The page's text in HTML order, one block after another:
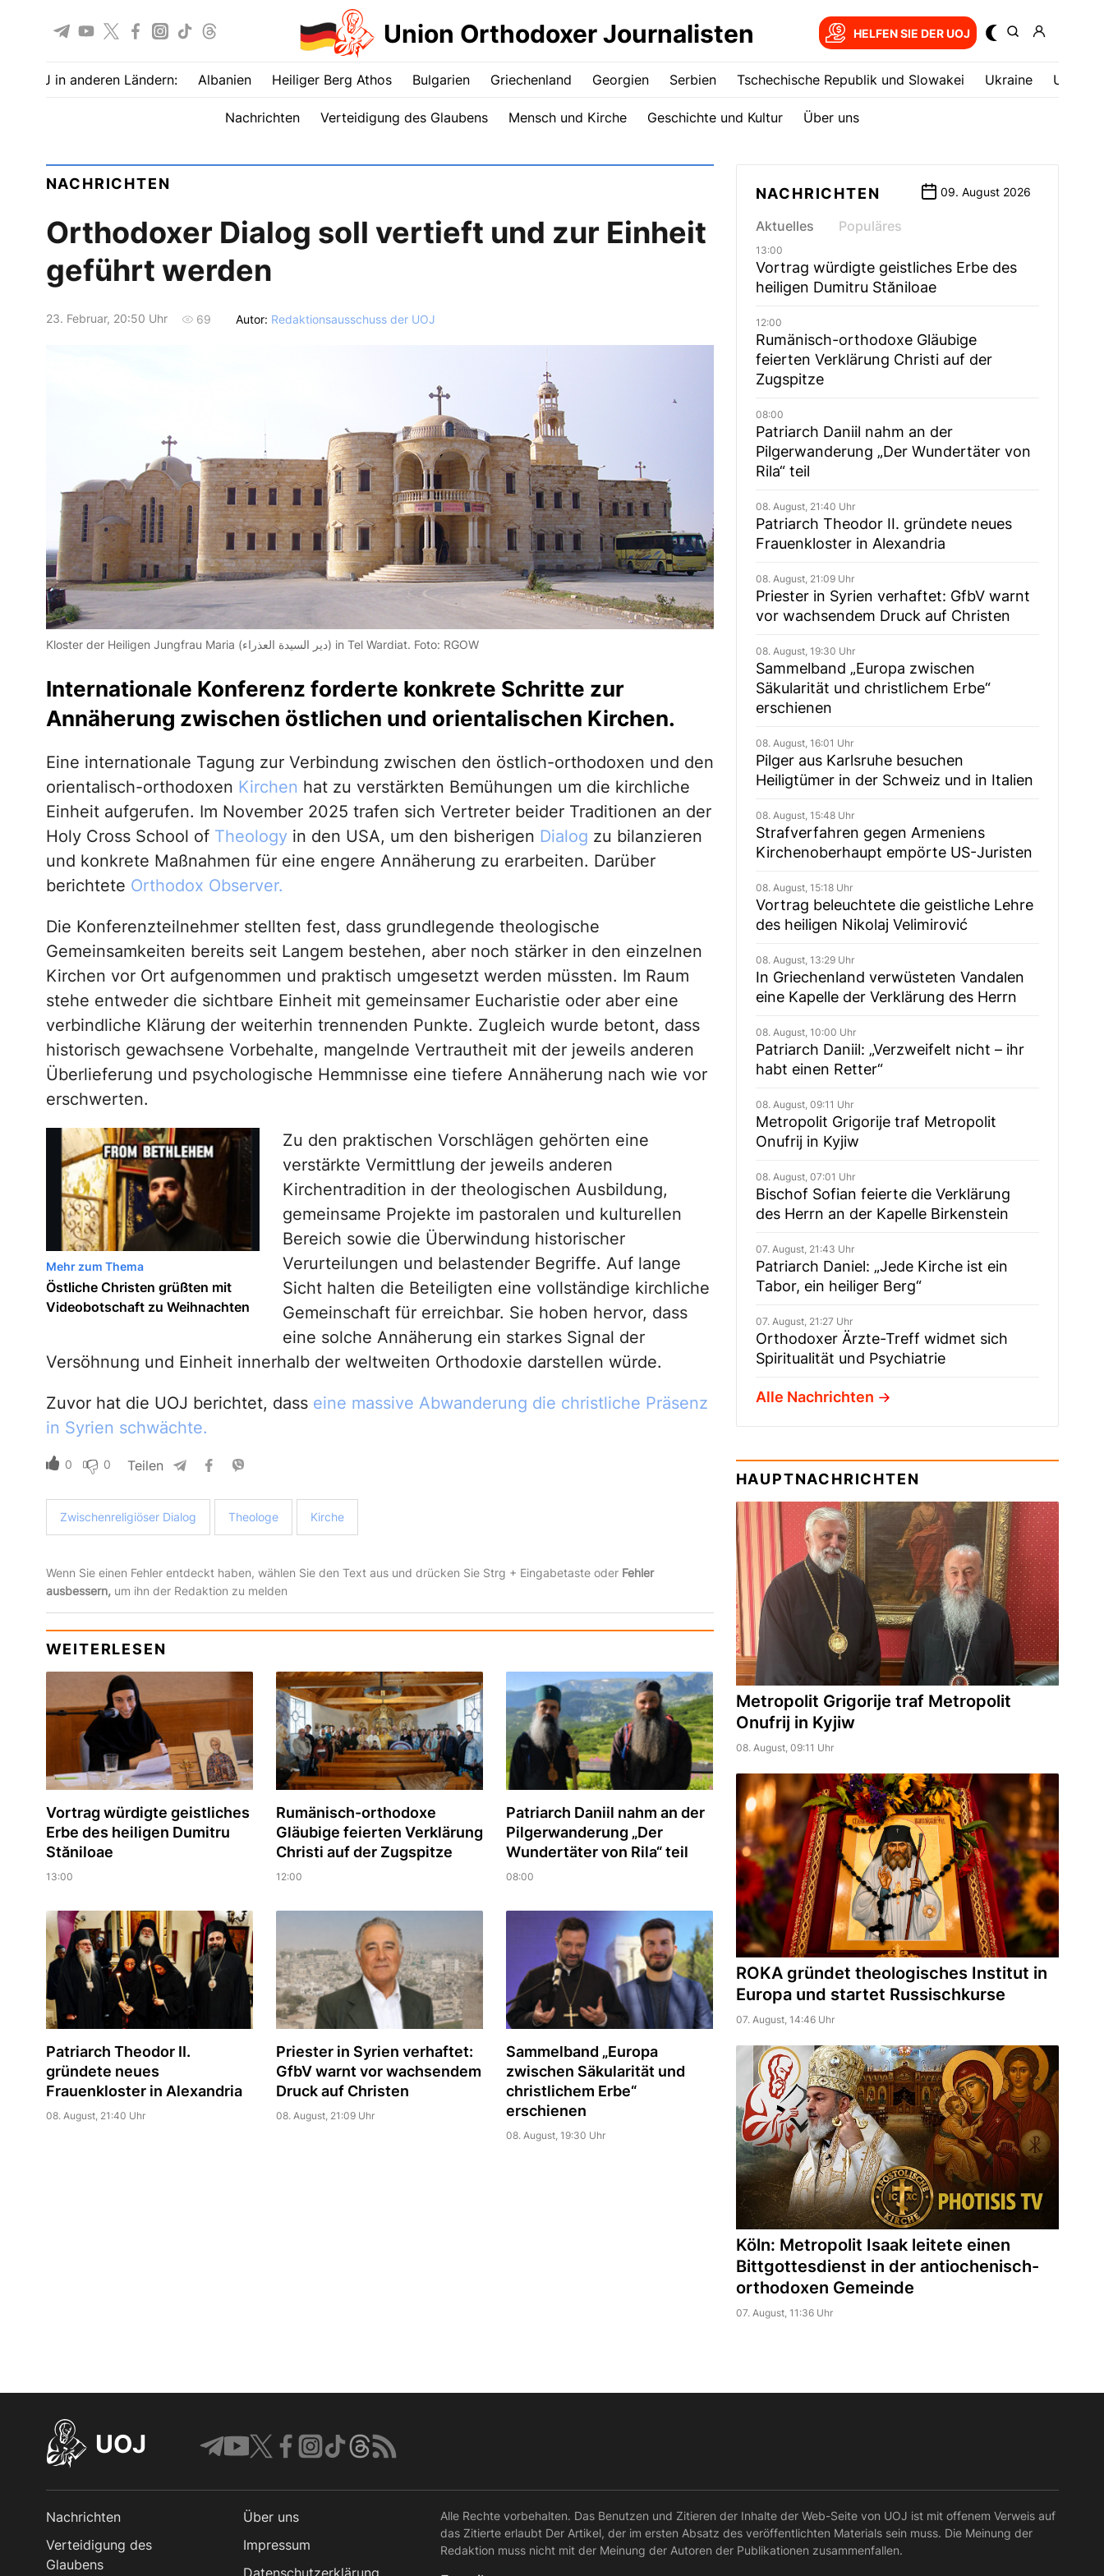
Union Orthodoxer Journalisten HELFEN SIE DER UOJ
UOJ in anderen Ländern: Albanien Heiliger Berg Athos Bulgarien Griechenland Georgien Serbien Tschechische Republik und Slowakei Ukrainе USA
Nachrichten Verteidigung des Glaubens Mensch und Kirche Geschichte und Kultur Über uns
NACHRICHTEN
Orthodoxer Dialog soll vertieft und zur Einheit
geführt werden
23. Februar, 20:50 Uhr 69 Autor: Redaktionsausschuss der UOJ
Kloster der Heiligen Jungfrau Maria (دير السيدة العذراء) in Tel Wardiat. Foto: RGOW
Internationale Konferenz forderte konkrete Schritte zur
Annäherung zwischen östlichen und orientalischen Kirchen.
Eine internationale Tagung zur Verbindung zwischen den östlich-orthodoxen und den
orientalisch-orthodoxen Kirchen hat zu verstärkten Bemühungen um die kirchliche
Einheit aufgerufen. Im November 2025 trafen sich Vertreter beider Traditionen an der
Holy Cross School of Theologyin den USA, um den bisherigen Dialog zu bilanzieren
und konkrete Maßnahmen für eine engere Annäherung zu erarbeiten. Darüber
berichtete Orthodox Observer.
Die Konferenzteilnehmer stellten fest, dass grundlegende theologische
Gemeinsamkeiten bereits seit Langem bestehen, aber noch stärker in den einzelnen
Kirchen vor Ort aufgenommen und praktisch umgesetzt werden müssten. Im Raum
stehe entweder die sichtbare Einheit mit gemeinsamer Eucharistie oder aber eine
verbindliche Klärung der weiterhin trennenden Punkte. Zugleich wurde betont, dass
historisch gewachsene Vorbehalte, mangelnde Vertrautheit mit der jeweils anderen
Überlieferung und psychologische Hemmnisse eine tiefere Annäherung nach wie vor
erschwerten.
Mehr zum Thema
Östliche Christen grüßten mit
Videobotschaft zu Weihnachten
Zu den praktischen Vorschlägen gehörten eine
verstärkte Vermittlung der jeweils anderen
Kirchentradition in der theologischen Ausbildung,
gemeinsame Projekte im pastoralen und kulturellen
Bereich sowie die Überwindung historischer
Verurteilungen und belastender Begriffe. Auf lange
Sicht halten die Beteiligten eine vollständige kirchliche
Gemeinschaft für erreichbar. Sie hoben hervor, dass
eine solche Annäherung ein starkes Signal der
Versöhnung und Einheit innerhalb der weltweiten Orthodoxie darstellen würde.
Zuvor hat die UOJ berichtet, dass eine massive Abwanderung die christliche Präsenz
in Syrien schwächte.
0 0 Teilen
Zwischenreligiöser Dialog Theologe Kirche
Wenn Sie einen Fehler entdeckt haben, wählen Sie den Text aus und drücken Sie Strg + Eingabetaste oder Fehler
ausbessern,um ihn der Redaktion zu melden
WEITERLESEN
Vortrag würdigte geistliches
Erbe des heiligen Dumitru
Stăniloae
13:00
Rumänisch-orthodoxe
Gläubige feierten Verklärung
Christi auf der Zugspitze
12:00
Patriarch Daniil nahm an der
Pilgerwanderung „Der
Wundertäter von Rila“ teil
08:00
Patriarch Theodor II.
gründete neues
Frauenkloster in Alexandria
08. August, 21:40 Uhr
Priester in Syrien verhaftet:
GfbV warnt vor wachsendem
Druck auf Christen
08. August, 21:09 Uhr
Sammelband „Europa
zwischen Säkularität und
christlichem Erbe“
erschienen
08. August, 19:30 Uhr
NACHRICHTEN 09. August 2026
Aktuelles Populäres
13:00
Vortrag würdigte geistliches Erbe des
heiligen Dumitru Stăniloae
12:00
Rumänisch-orthodoxe Gläubige
feierten Verklärung Christi auf der
Zugspitze
08:00
Patriarch Daniil nahm an der
Pilgerwanderung „Der Wundertäter von
Rila“ teil
08. August, 21:40 Uhr
Patriarch Theodor II. gründete neues
Frauenkloster in Alexandria
08. August, 21:09 Uhr
Priester in Syrien verhaftet: GfbV warnt
vor wachsendem Druck auf Christen
08. August, 19:30 Uhr
Sammelband „Europa zwischen
Säkularität und christlichem Erbe“
erschienen
08. August, 16:01 Uhr
Pilger aus Karlsruhe besuchen
Heiligtümer in der Schweiz und in Italien
08. August, 15:48 Uhr
Strafverfahren gegen Armeniens
Kirchenoberhaupt empörte US-Juristen
08. August, 15:18 Uhr
Vortrag beleuchtete die geistliche Lehre
des heiligen Nikolaj Velimirović
08. August, 13:29 Uhr
In Griechenland verwüsteten Vandalen
eine Kapelle der Verklärung des Herrn
08. August, 10:00 Uhr
Patriarch Daniil: „Verzweifelt nicht – ihr
habt einen Retter“
08. August, 09:11 Uhr
Metropolit Grigorije traf Metropolit
Onufrij in Kyjiw
08. August, 07:01 Uhr
Bischof Sofian feierte die Verklärung
des Herrn an der Kapelle Birkenstein
07. August, 21:43 Uhr
Patriarch Daniel: „Jede Kirche ist ein
Tabor, ein heiliger Berg“
07. August, 21:27 Uhr
Orthodoxer Ärzte-Treff widmet sich
Spiritualität und Psychiatrie
Alle Nachrichten
HAUPTNACHRICHTEN
Metropolit Grigorije traf Metropolit
Onufrij in Kyjiw
08. August, 09:11 Uhr
ROKA gründet theologisches Institut in
Europa und startet Russischkurse
07. August, 14:46 Uhr
Köln: Metropolit Isaak leitete einen
Bittgottesdienst in der antiochenisch-
orthodoxen Gemeinde
07. August, 11:36 Uhr
UOJ
Nachrichten
Verteidigung des
Glaubens
Über uns
Impressum
Datenschutzerklärung
Alle Rechte vorbehalten. Das Benutzen und Zitieren der Inhalte der Web-Seite von UOJ ist mit offenem Verweis auf
das Zitierte erlaubt Der Artikel, der im ersten Absatz des veröffentlichten Materials sein muss. Die Meinung der
Redaktion muss nicht mit der Meinung der Autoren der Publikationen zusammenfallen.